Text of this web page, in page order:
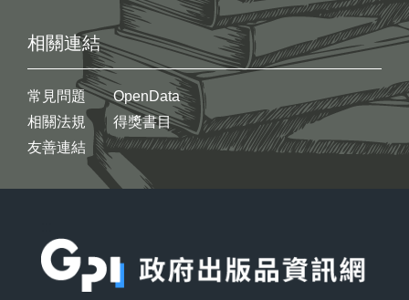
相關連結
常見問題
相關法規
友善連結
OpenData
得獎書目